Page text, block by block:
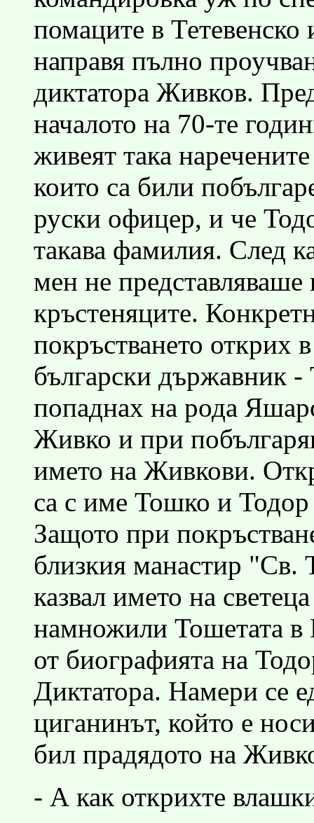
помаците в
направя пълно
диктатора Живков.
началото на 70-те
живеят така
които са били
руски офицер, и че
такава фамилия. След
мен не представляваше
кръстеняците.
покръстването открих
български държавник -
попаднах на рода
Живко и при
името на Живкови.
са с име Тошко и
Защото при
близкия манастир "Св.
казвал името на
намножили Тошетата в
от биографията на
Диктатора. Намери се
циганинът, който е
бил прадядото на
- А как открихте